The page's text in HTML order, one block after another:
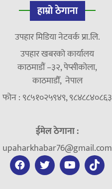
हाम्रो ठेगाना
उपहार मिडिया नेटवर्क प्रा.लि.
उपहार खबरको कार्यालय
काठमाडौं –३२, पेप्सीकोला,
काठमाडौँ, नेपाल
फोन : ९८५१०२५९४९, ९८४८८४०८६३
ईमेल ठेगाना :
upaharkhabar76@gmail.com